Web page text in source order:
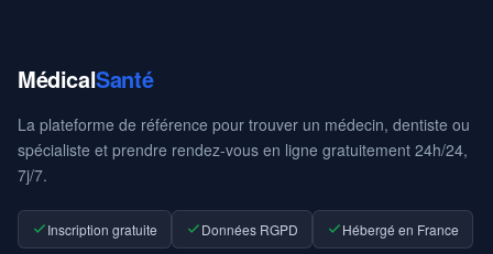
MédicalSanté
La plateforme de référence pour trouver un médecin, dentiste ou
spécialiste et prendre rendez-vous en ligne gratuitement 24h/24,
7j/7.
Inscription gratuite Données RGPD Hébergé en France